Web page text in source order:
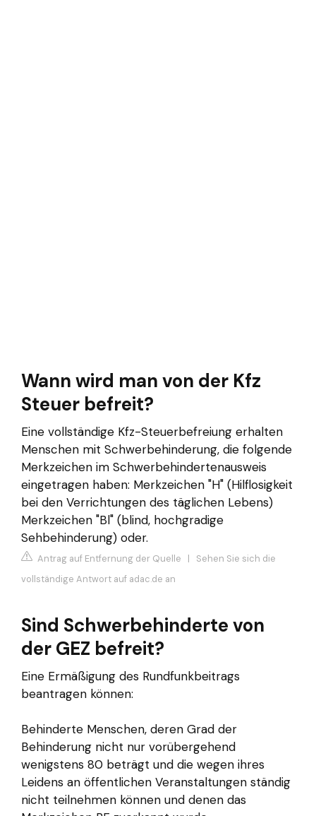
Wann wird man von der Kfz
Steuer befreit?
Eine vollständige Kfz-Steuerbefreiung erhalten
Menschen mit Schwerbehinderung, die folgende
Merkzeichen im Schwerbehindertenausweis
eingetragen haben: Merkzeichen "H" (Hilflosigkeit
bei den Verrichtungen des täglichen Lebens)
Merkzeichen "Bl" (blind, hochgradige
Sehbehinderung) oder.
Antrag auf Entfernung der Quelle | Sehen Sie sich die
vollständige Antwort auf adac.de an
Sind Schwerbehinderte von
der GEZ befreit?
Eine Ermäßigung des Rundfunkbeitrags
beantragen können:
Behinderte Menschen, deren Grad der
Behinderung nicht nur vorübergehend
wenigstens 80 beträgt und die wegen ihres
Leidens an öffentlichen Veranstaltungen ständig
nicht teilnehmen können und denen das